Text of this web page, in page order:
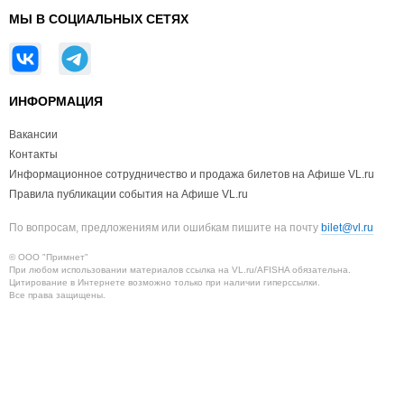
МЫ В СОЦИАЛЬНЫХ СЕТЯХ
ИНФОРМАЦИЯ
Вакансии
Контакты
Информационное сотрудничество и продажа билетов на Афише VL.ru
Правила публикации события на Афише VL.ru
По вопросам, предложениям или ошибкам пишите на почту bilet@vl.ru
© ООО "Примнет"
При любом использовании материалов ссылка на VL.ru/AFISHA обязательна.
Цитирование в Интернете возможно только при наличии гиперссылки.
Все права защищены.